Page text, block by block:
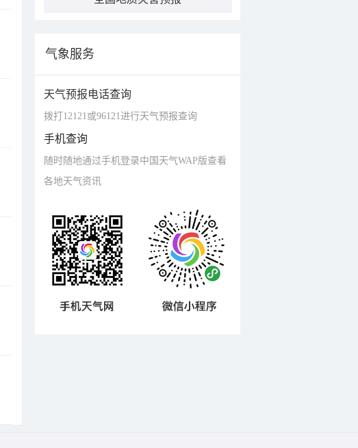
气象服务
天气预报电话查询
拨打12121或96121进行天气预报查询
手机查询
随时随地通过手机登录中国天气WAP版查看
各地天气资讯